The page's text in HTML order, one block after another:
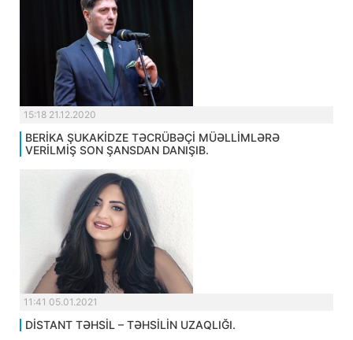
15:18 21.12.2020
BERİKA ŞUKAKİDZE TƏCRÜBƏÇİ MÜƏLLİMLƏRƏ
VERİLMİŞ SON ŞANSDAN DANIŞIB.
11:41 05.01.2021
DİSTANT TƏHSİL – TƏHSİLİN UZAQLIĞI.